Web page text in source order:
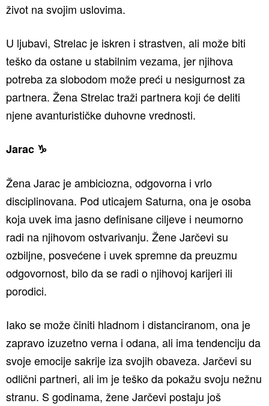
život na svojim uslovima.
U ljubavi, Strelac je iskren i strastven, ali može biti
teško da ostane u stabilnim vezama, jer njihova
potreba za slobodom može preći u nesigurnost za
partnera. Žena Strelac traži partnera koji će deliti
njene avanturističke duhovne vrednosti.
Jarac ♑️
Žena Jarac je ambiciozna, odgovorna i vrlo
disciplinovana. Pod uticajem Saturna, ona je osoba
koja uvek ima jasno definisane ciljeve i neumorno
radi na njihovom ostvarivanju. Žene Jarčevi su
ozbiljne, posvećene i uvek spremne da preuzmu
odgovornost, bilo da se radi o njihovoj karijeri ili
porodici.
Iako se može činiti hladnom i distanciranom, ona je
zapravo izuzetno verna i odana, ali ima tendenciju da
svoje emocije sakrije iza svojih obaveza. Jarčevi su
odlični partneri, ali im je teško da pokažu svoju nežnu
stranu. S godinama, žene Jarčevi postaju još